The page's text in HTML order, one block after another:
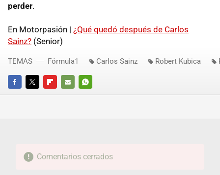
perder.
En Motorpasión | ¿Qué quedó después de Carlos
Sainz? (Senior)
FACEBOOKTWITTERFLIPBOARD
E-
WHATSAPP
TEMAS Fórmula1 Carlos Sainz Robert Kubica
Comentarios cerrados